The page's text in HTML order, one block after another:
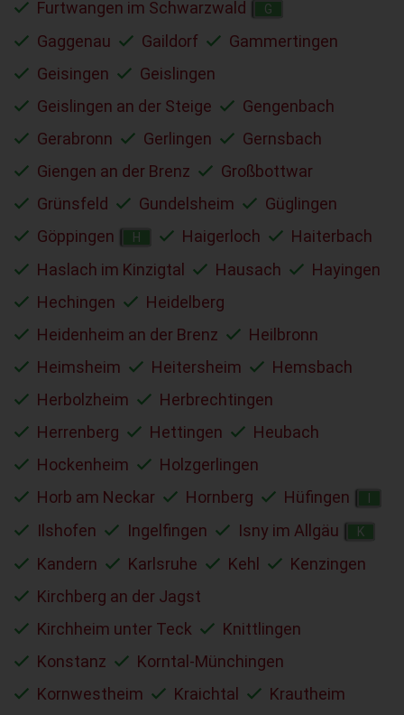
Furtwangen im Schwarzwald G
Gaggenau Gaildorf
Gammertingen
Geisingen
Geislingen
Geislingen an der Steige
Gengenbach
Gerabronn
Gerlingen
Gernsbach
Giengen an der Brenz
Großbottwar
Grünsfeld
Gundelsheim
Güglingen
Göppingen
H Haigerloch
Haiterbach
Haslach im Kinzigtal
Hausach
Hayingen
Hechingen
Heidelberg
Heidenheim an der Brenz
Heilbronn
Heimsheim
Heitersheim
Hemsbach
Herbolzheim
Herbrechtingen
Herrenberg
Hettingen
Heubach
Hockenheim
Holzgerlingen
Horb am Neckar
Hornberg Hüfingen
Ilshofen Ingelfingen Isny im Allgäu K
Kandern Karlsruhe Kehl
Kenzingen
Kirchberg an der Jagst
Kirchheim unter Teck
Knittlingen
Konstanz
Korntal-Münchingen
Kornwestheim
Kraichtal
Krautheim